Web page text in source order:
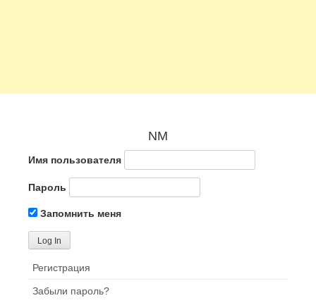
NM
Имя пользователя
Пароль
Запомнить меня
Регистрация
Забыли пароль?